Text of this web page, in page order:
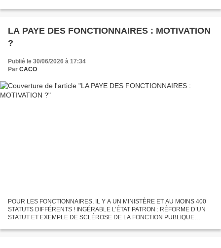
scandale...
LA PAYE DES FONCTIONNAIRES : MOTIVATION
?
Publié le 30/06/2026 à 17:34
Par CACO
POUR LES FONCTIONNAIRES, IL Y A UN MINISTÈRE ET AU MOINS 400
STATUTS DIFFÉRENTS ! INGÉRABLE L’ÉTAT PATRON : RÉFORME D’UN
STATUT ET EXEMPLE DE SCLÉROSE DE LA FONCTION PUBLIQUE
PUBLIQUE TERRITORIALE...